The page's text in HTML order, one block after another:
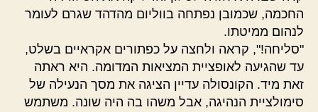
החכמה, שכמובן נפתחה בווליום מהדהד שגרם לעומר
לנהום ממיטתו.
"סליחה!", קראה ולחצה על כפתורים אקראיים בשלט,
עד שהגיעה לאופציית המציאות המדומה. היא ראתה
זאת מיד. הקונסולה עדיין הציגה את מסך הנעילה של
סימולציית הנהיגה, אבל משהו בה היה שונה. משתמש